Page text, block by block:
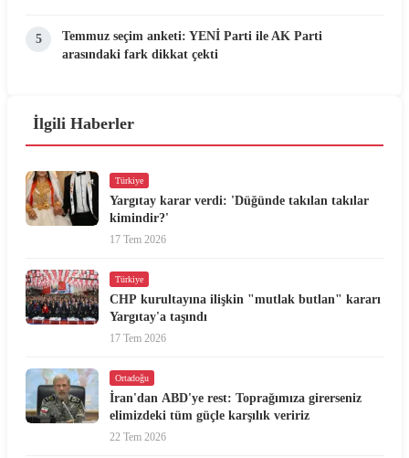
5
Temmuz seçim anketi: YENİ Parti ile AK Parti
arasındaki fark dikkat çekti
İlgili Haberler
Türkiye
Yargıtay karar verdi: 'Düğünde takılan takılar
kimindir?'
17 Tem 2026
Türkiye
CHP kurultayına ilişkin "mutlak butlan" kararı
Yargıtay'a taşındı
17 Tem 2026
Ortadoğu
İran'dan ABD'ye rest: Toprağımıza girerseniz
elimizdeki tüm güçle karşılık veririz
22 Tem 2026